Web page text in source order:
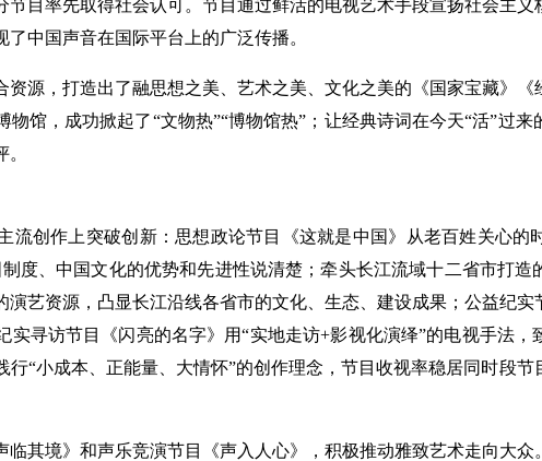
率先取得社会认可。节目通过鲜活的电视艺术手段宣扬社会主义
中国声音在国际平台上的广泛传播。
，打造出了融思想之美、艺术之美、文化之美的《国家宝藏》《
馆，成功掀起了“文物热”“博物馆热”；让经典诗词在今天“活”过
创作上突破创新：思想政论节目《这就是中国》从老百姓关心的
度、中国文化的优势和先进性说清楚；牵头长江流域十二省市打
演艺资源，凸显长江沿线各省市的文化、生态、建设成果；公益纪实
实寻访节目《闪亮的名字》用“实地走访+影视化演绎”的电视手法，
“小成本、正能量、大情怀”的创作理念，节目收视率稳居同时段
境》和声乐竞演节目《声入人心》，积极推动雅致艺术走向大众